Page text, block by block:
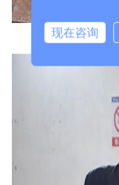
现在咨询